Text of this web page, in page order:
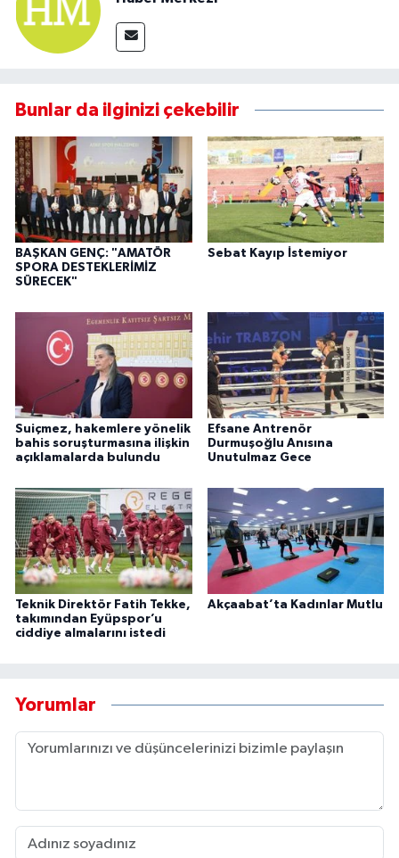
Bunlar da ilginizi çekebilir
BAŞKAN GENÇ: "AMATÖR
SPORA DESTEKLERİMİZ
SÜRECEK"
Sebat Kayıp İstemiyor
Suiçmez, hakemlere yönelik
bahis soruşturmasına ilişkin
açıklamalarda bulundu
Efsane Antrenör
Durmuşoğlu Anısına
Unutulmaz Gece
Teknik Direktör Fatih Tekke,
takımından Eyüpspor’u
ciddiye almalarını istedi
Akçaabat’ta Kadınlar Mutlu
Yorumlar